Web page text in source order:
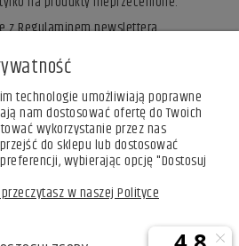
ZAPISZ SIĘ
z Regulaminem newslettera.
technologie umożliwiają poprawne
nam dostosować ofertę do Twoich
wykorzystanie przez nas
do sklepu lub dostosować
wybierając opcję "Dostosuj
w naszej Polityce